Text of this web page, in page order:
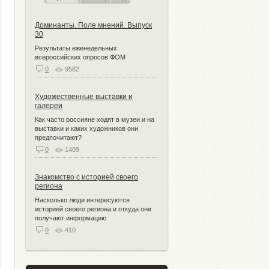
Доминанты. Поле мнений. Выпуск
30
Результаты еженедельных
всероссийских опросов ФОМ
0
9582
Художественные выставки и
галереи
Как часто россияне ходят в музеи и на
выставки и каких художников они
предпочитают?
0
1409
Знакомство с историей своего
региона
Насколько люди интересуются
историей своего региона и откуда они
получают информацию
0
410